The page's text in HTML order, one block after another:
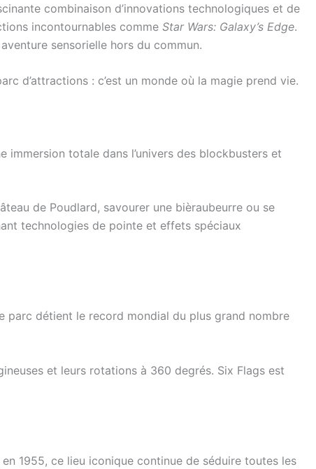
combinaison d’innovations technologiques et de
incontournables comme Star Wars: Galaxy’s Edge.
aventure sensorielle hors du commun.
d’attractions : c’est un monde où la magie prend vie.
immersion totale dans l’univers des blockbusters et
de Poudlard, savourer une bièraubeurre ou se
technologies de pointe et effets spéciaux
parc détient le record mondial du plus grand nombre
et leurs rotations à 360 degrés. Six Flags est
1955, ce lieu iconique continue de séduire toutes les